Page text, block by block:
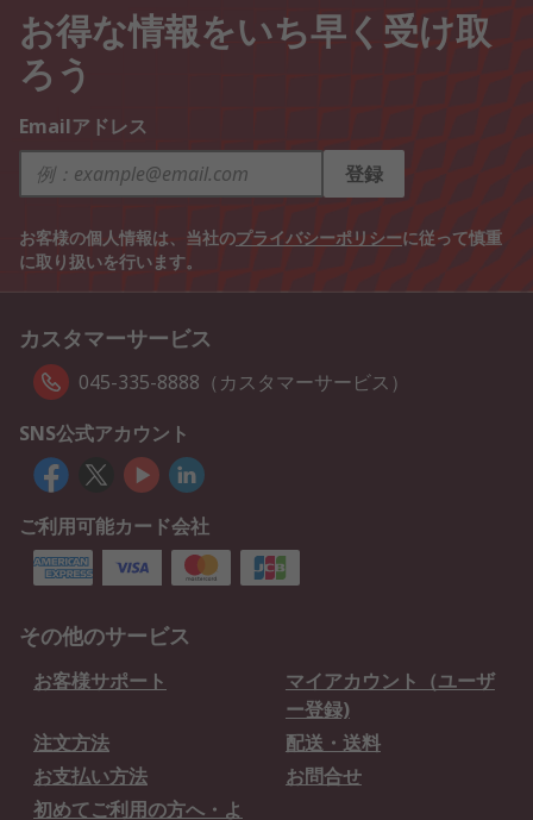
お得な情報をいち早く受け取
ろう
Emailアドレス
登録
お客様の個人情報は、当社のプライバシーポリシーに従って慎重
に取り扱いを行います。
カスタマーサービス
045-335-8888（カスタマーサービス）
SNS公式アカウント
ご利用可能カード会社
その他のサービス
お客様サポート
マイアカウント（ユーザ
ー登録)
注文方法
配送・送料
お支払い方法
お問合せ
初めてご利用の方へ・よ